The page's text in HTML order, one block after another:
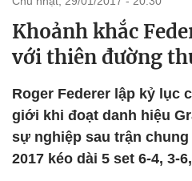
Khoảnh khắc
với thiên đường
Roger Federer lập kỷ lục
giới khi đoạt danh hiệu
sự nghiệp sau trận
2017 kéo dài 5 set 6-4, 3-